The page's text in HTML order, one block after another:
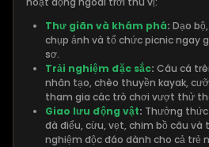
Thư giãn và khám phá: Dạo
chụp ảnh và tổ chức picnic ngay
sơ.
Trải nghiệm đặc sắc: Câu cá
nhân tạo, chèo thuyền kayak,
tham gia các trò chơi vượt thử
Giao lưu động vật: Thưởng
đà điểu, cừu, vẹt, chim bồ câu và
nghiệm độc đáo dành cho cả trẻ